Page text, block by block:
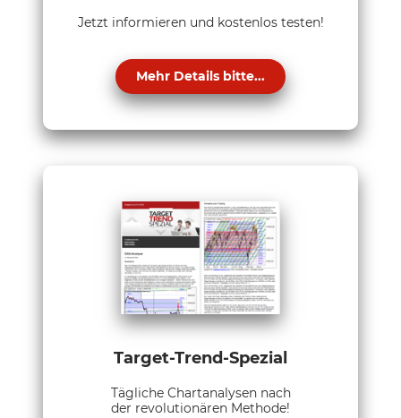
Jetzt informieren und kostenlos testen!
Mehr Details bitte...
Target-Trend-Spezial
Tägliche Chartanalysen nach
der revolutionären Methode!